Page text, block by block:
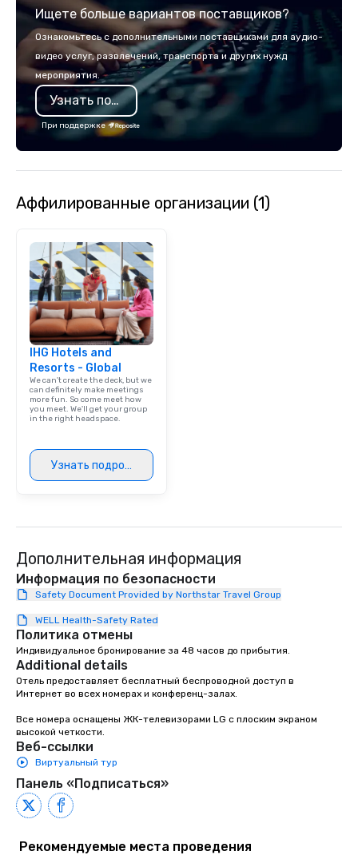
after the curtain falls.
Ищете больше вариантов поставщиков?
Ознакомьтесь с дополнительными поставщиками для аудио-
видео услуг, развлечений, транспорта и других нужд
мероприятия.
Узнать подробнее
При поддержке
Аффилированные организации (1)
IHG Hotels and
Resorts - Global
We can't create the deck, but we
can definitely make meetings
more fun. So come meet how
you meet. We'll get your group
in the right headspace.
Узнать подробнее
Дополнительная информация
Информация по безопасности
Safety Document Provided by Northstar Travel Group
WELL Health-Safety Rated
Политика отмены
Индивидуальное бронирование за 48 часов до прибытия.
Additional details
Отель предоставляет бесплатный беспроводной доступ в
Интернет во всех номерах и конференц-залах.
Все номера оснащены ЖК-телевизорами LG с плоским экраном
высокой четкости.
Веб-ссылки
Виртуальный тур
Панель «Подписаться»
Рекомендуемые места проведения